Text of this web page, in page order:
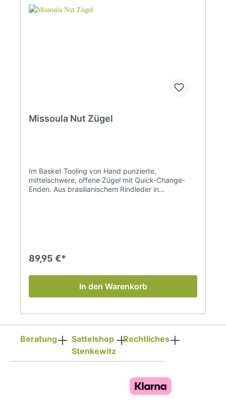
Missoula Nut Zügel
Im Basket Tooling von Hand punzierte,
mittelschwere, offene Zügel mit Quick-Change-
Enden. Aus brasilianischem Rindleder in
89,95 €*
In den Warenkorb
Beratung
Sattelshop
Stenkewitz
Rechtliches